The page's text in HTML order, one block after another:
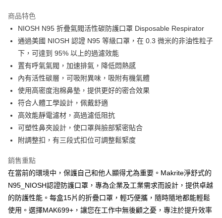
商品特色
NIOSH N95 折疊氣閥活性碳防護口罩 Disposable Respirator
通過美國 NIOSH 認證 N95 等級口罩，在 0.3 微米的非油性粒子
下，可達到 95% 以上的過濾效能
置有呼氣氣閥，加速排氣，降低悶熱感
內有活性碳層，可吸附異味，吸附有機氣體
使用高密度泡棉鼻墊，提供更好的密合效果
符合人體工學設計，佩戴舒適
高效能靜電濾材，高過濾低阻抗
可塑性鼻夾設計，使口罩與臉部緊密貼合
附調整扣，有三段式扣位可調整鬆緊度
銷售重點
在當前的環境中，保護自己和他人顯得尤為重要。Makrite淨舒式的
N95_NIOSH認證防護口罩，專為企業及工業需求而設計，提供卓越
的防護性能。每盒15片的折疊口罩，輕巧便攜，隨時隨地都能輕鬆
使用。選擇MAK699+，讓您在工作中無後顧之憂，專注於提升效率